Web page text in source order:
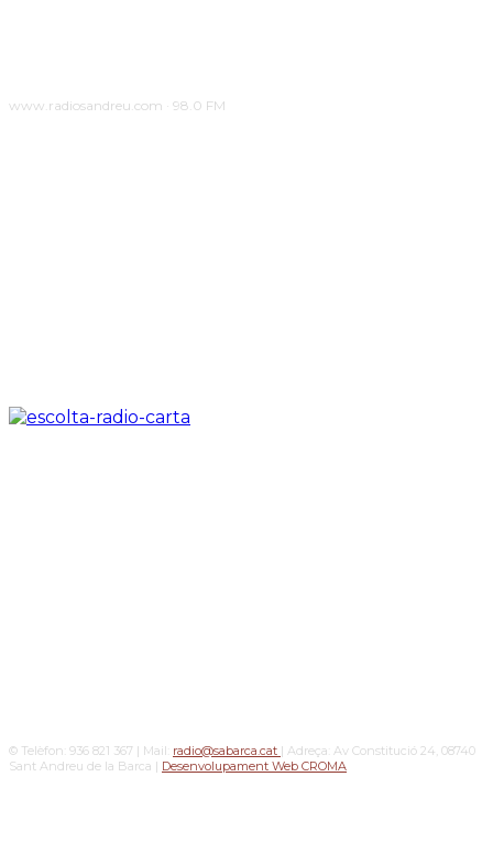
www.radiosandreu.com · 98.0 FM
© Telèfon: 936 821 367 | Mail: radio@sabarca.cat | Adreça: Av Constitució 24, 08740
Sant Andreu de la Barca | Desenvolupament Web CROMA